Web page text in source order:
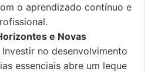
o aprendizado contínuo e
e Novas
Investir no desenvolvimento
essenciais abre um leque